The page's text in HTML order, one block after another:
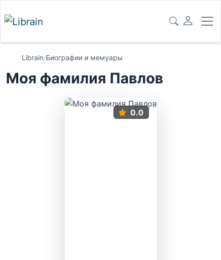
Librain/Биографии и мемуары
Моя фамилия Павлов
0.0